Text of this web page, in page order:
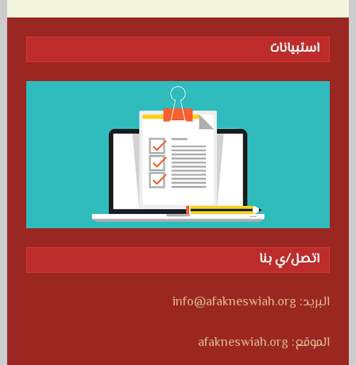
استبيانات
اتصل/ي بنا
البريد: info@afakneswiah.org
الموقع: afakneswiah.org